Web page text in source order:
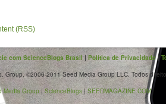
(RSS)
com ScienceBlogs Brasil|Política de Privacidade|
Group. ©2006-2011 Seed Media Group LLC. Todos
Media Group | ScienceBlogs | SEEDMAGAZINE.COM